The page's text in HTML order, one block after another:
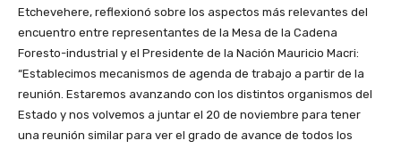
Etchevehere, reflexionó sobre los aspectos más relevantes del
encuentro entre representantes de la Mesa de la Cadena
Foresto-industrial y el Presidente de la Nación Mauricio Macri:
“Establecimos mecanismos de agenda de trabajo a partir de la
reunión. Estaremos avanzando con los distintos organismos del
Estado y nos volvemos a juntar el 20 de noviembre para tener
una reunión similar para ver el grado de avance de todos los